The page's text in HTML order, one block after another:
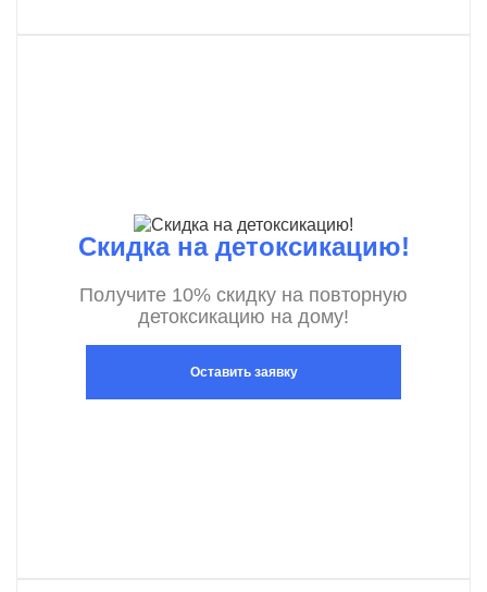
Скидка на детоксикацию!
Получите 10% скидку на повторную
детоксикацию на дому!
Оставить заявку